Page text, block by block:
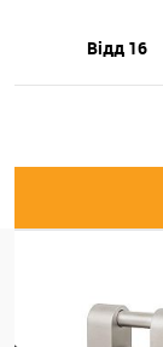
Відд 16